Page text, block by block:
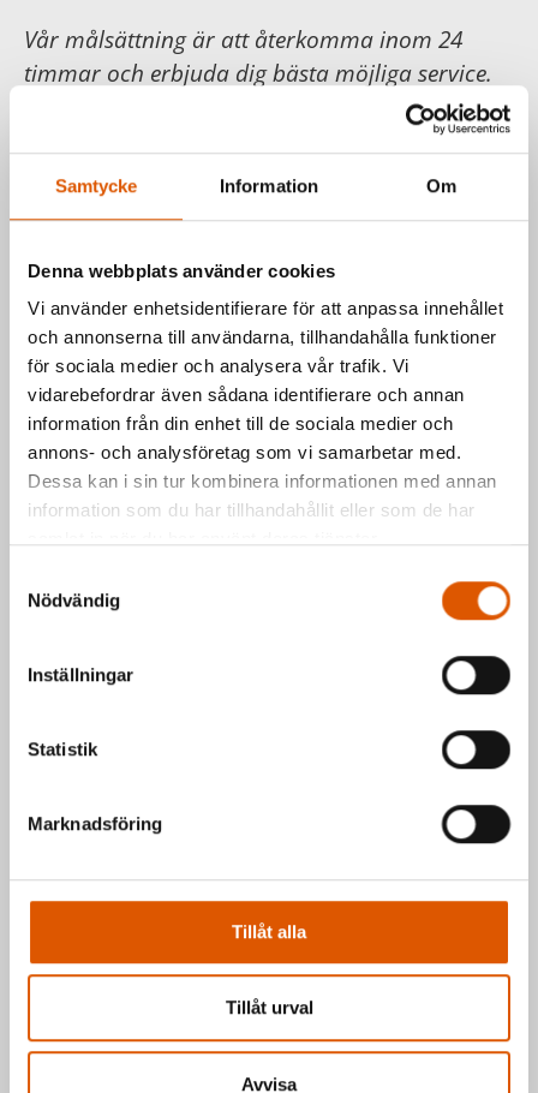
Samtycke Information Om
Denna webbplats använder cookies
Vi använder enhetsidentifierare för att anpassa innehållet
och annonserna till användarna, tillhandahålla funktioner
för sociala medier och analysera vår trafik. Vi
vidarebefordrar även sådana identifierare och annan
information från din enhet till de sociala medier och
annons- och analysföretag som vi samarbetar med.
Dessa kan i sin tur kombinera informationen med annan
information som du har tillhandahållit eller som de har
Nödvändig
Inställningar
Statistik
Marknadsföring
Tillåt alla
Tillåt urval
Avvisa
Vår målsättning är att återkomma inom 24
timmar och erbjuda dig bästa möjliga service.
hemförsäljningslagen.
Läs mer hos
Har du frågor om våra produkter
eller vill du prata med en säljare?
Kontakta oss via formuläret eller direkt, så
hör vi av oss så fort vi kan.
Johan Olander e-posteller telefon 035-
2953811
Mattias Högberge-posteller telefon 035-